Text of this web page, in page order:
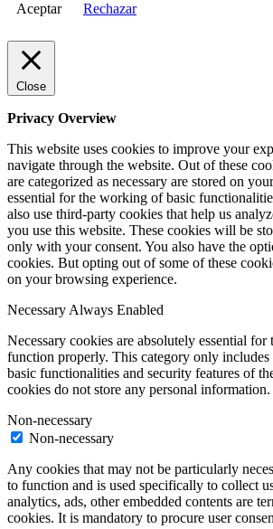
Aceptar Rechazar
Close
Privacy Overview
This website uses cookies to improve your
navigate through the website. Out of these
are categorized as necessary are stored on
essential for the working of basic
also use third-party cookies that help us
you use this website. These cookies will be
only with your consent. You also have the
cookies. But opting out of some of these
on your browsing experience.
NecessaryAlways Enabled
Necessary cookies are absolutely essential for
function properly. This category only includes
basic functionalities and security features of
cookies do not store any personal information.
Non-necessary
Non-necessary
Any cookies that may not be particularly
to function and is used specifically to collect
analytics, ads, other embedded contents are
cookies. It is mandatory to procure user